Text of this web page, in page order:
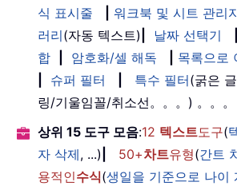
식 표시줄
워크북 및 시트 관리
러리(자동 텍스트) 날짜 선택기
합
암호화/셀 해독
목록으로
슈퍼 필터 특수 필터(굵은
링/기울임꼴/취소선。。。) 。。。
상위 15 도구 모음:12 텍스트도구(
자 삭제, ...) 50+차트유형(간트
용적인수식(생일을 기준으로 나이